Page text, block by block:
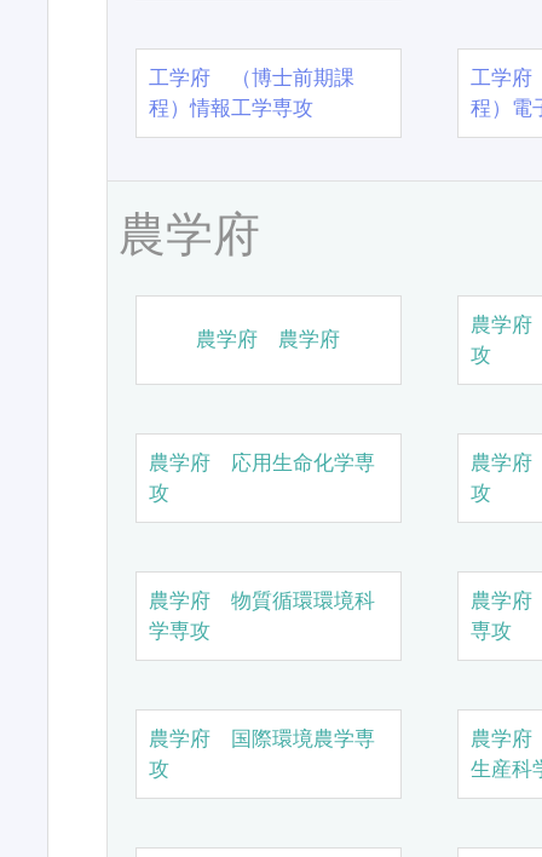
工学府 （博士前期課
程）情報工学専攻
工学
程）電
農学府
農学府 農学府
農学
攻
農学府 応用生命化学専
攻
農学
攻
農学府 物質循環環境科
学専攻
農学
専攻
農学府 国際環境農学専
攻
農学
生産科